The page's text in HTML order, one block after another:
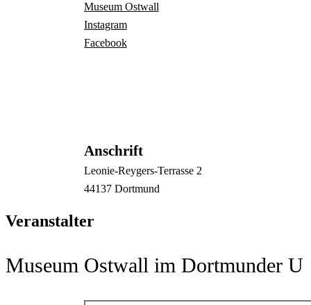
Museum Ostwall
Instagram
Facebook
Anschrift
Leonie-Reygers-Terrasse 2
44137 Dortmund
Veranstalter
Museum Ostwall im Dortmunder U